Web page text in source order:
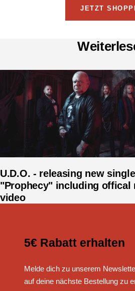
JETZT
U.D.O. - releasing new single
"Prophecy" including offical
video
5€ Rabatt erhalten
Melde dich zu unserem
auf deine nächste Bestellung zu